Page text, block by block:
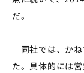
だ。
同社では、かね
た。具体的には